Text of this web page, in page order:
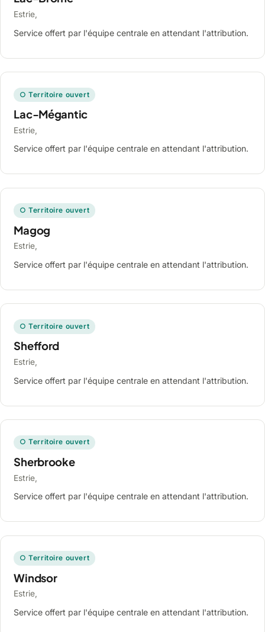
Estrie,
Service offert par l'équipe centrale en attendant l'attribution.
○ Territoire ouvert
Lac-Mégantic
Estrie,
Service offert par l'équipe centrale en attendant l'attribution.
○ Territoire ouvert
Magog
Estrie,
Service offert par l'équipe centrale en attendant l'attribution.
○ Territoire ouvert
Shefford
Estrie,
Service offert par l'équipe centrale en attendant l'attribution.
○ Territoire ouvert
Sherbrooke
Estrie,
Service offert par l'équipe centrale en attendant l'attribution.
○ Territoire ouvert
Windsor
Estrie,
Service offert par l'équipe centrale en attendant l'attribution.